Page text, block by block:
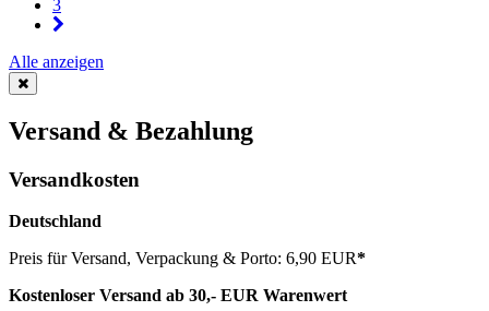
3
Alle anzeigen
Versand & Bezahlung
Versandkosten
Deutschland
Preis für Versand, Verpackung & Porto: 6,90 EUR*
Kostenloser Versand ab 30,- EUR Warenwert